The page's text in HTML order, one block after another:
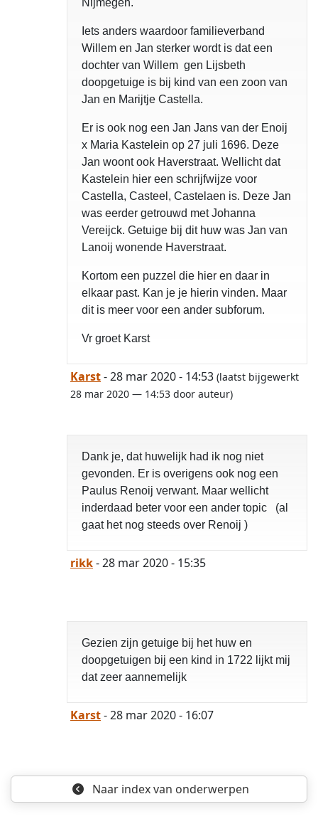
Nijmegen.
Iets anders waardoor familieverband
Willem en Jan sterker wordt is dat een
dochter van Willem gen Lijsbeth
doopgetuige is bij kind van een zoon van
Jan en Marijtje Castella.
Er is ook nog een Jan Jans van der Enoij
x Maria Kastelein op 27 juli 1696. Deze
Jan woont ook Haverstraat. Wellicht dat
Kastelein hier een schrijfwijze voor
Castella, Casteel, Castelaen is. Deze Jan
was eerder getrouwd met Johanna
Vereijck. Getuige bij dit huw was Jan van
Lanoij wonende Haverstraat.
Kortom een puzzel die hier en daar in
elkaar past. Kan je je hierin vinden. Maar
dit is meer voor een ander subforum.
Vr groet Karst
Karst- 28 mar 2020 - 14:53 (laatst bijgewerkt
28 mar 2020 — 14:53 door auteur)
Dank je, dat huwelijk had ik nog niet
gevonden. Er is overigens ook nog een
Paulus Renoij verwant. Maar wellicht
inderdaad beter voor een ander topic (al
gaat het nog steeds over Renoij )
rikk- 28 mar 2020 - 15:35
Gezien zijn getuige bij het huw en
doopgetuigen bij een kind in 1722 lijkt mij
dat zeer aannemelijk
Karst- 28 mar 2020 - 16:07
Naar indexvan onderwerpen